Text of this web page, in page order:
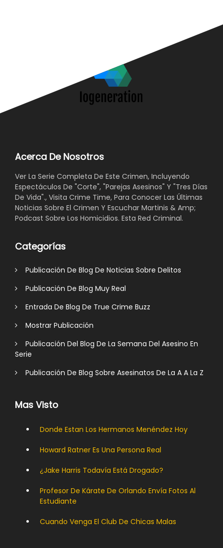
Acerca De Nosotros
Ver La Serie Completa De Este Crimen, Incluyendo
Espectáculos De "Corte", "Parejas Asesinos" Y "Tres Días
De Vida"., Visita Crime Time, Para Conocer Las Últimas
Noticias Sobre El Crimen Y Escuchar Martinis & Amp;
Podcast Sobre Los Homicidios. Esta Red Criminal.
Categorías
Publicación De Blog De Noticias Sobre Delitos
Publicación De Blog Muy Real
Entrada De Blog De True Crime Buzz
Mostrar Publicación
Publicación Del Blog De La Semana Del Asesino En
Serie
Publicación De Blog Sobre Asesinatos De La A A La Z
Mas Visto
Donde Estan Los Hermanos Menéndez Hoy
Howard Ratner Es Una Persona Real
¿Jake Harris Todavía Está Drogado?
Profesor De Kárate De Orlando Envía Fotos Al
Estudiante
Cuando Venga El Club De Chicas Malas